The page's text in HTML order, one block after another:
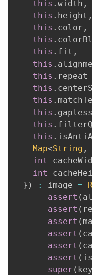
藏
this . width ,
this . height ,
this . color ,
this .
this . fit ,
this .
this . repeat
this .
this .
this .
this .
this .
Map<String ,
int
int
} ) : image =
assert (
assert (
assert (
assert (
assert (
assert (
super ( key